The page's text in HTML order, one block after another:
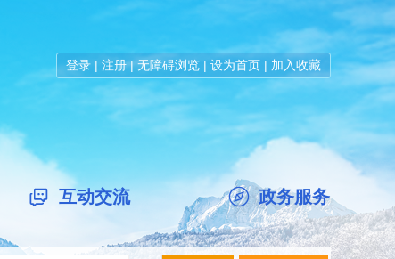
登录 | 注册|无障碍浏览 | 设为首页 | 加入收藏
互动交流 政务服务